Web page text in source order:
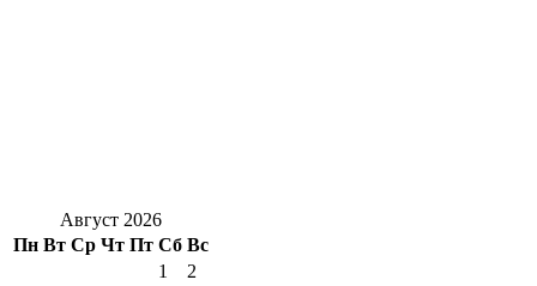
Август 2026
Пн Вт Ср Чт Пт Сб Вс
1
2